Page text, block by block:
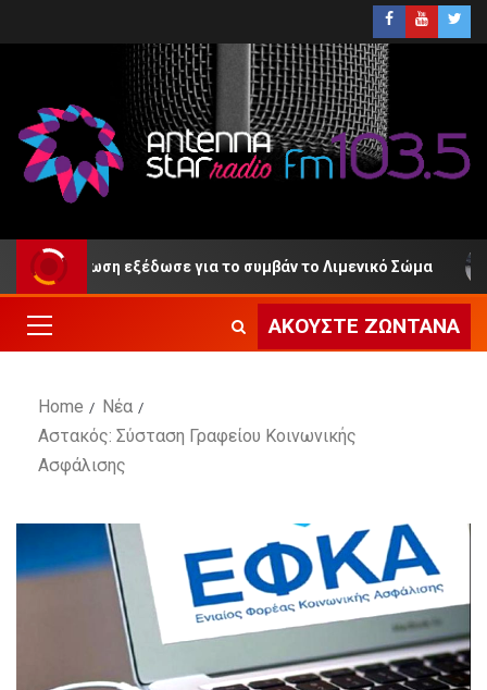
εξέδωσε για το συμβάν το Λιμενικό Σώμα
ΑΚΟΎΣΤΕ ΖΩΝΤΑΝΆ
Home
Νέα
Αστακός: Σύσταση Γραφείου Κοινωνικής
Ασφάλισης